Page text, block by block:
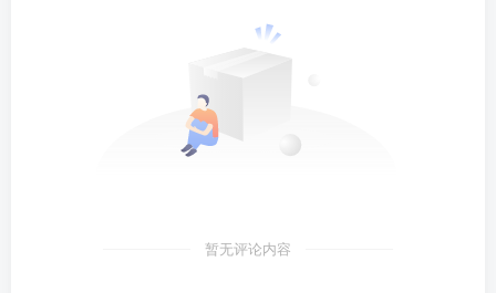
暂无评论内容